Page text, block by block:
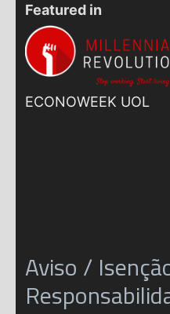
Featured in
ECONOWEEK UOL
Aviso /